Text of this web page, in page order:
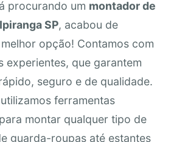
procurando um montador de
SP, acabou de
opção! Contamos com
experientes, que garantem
seguro e de qualidade.
ferramentas
montar qualquer tipo de
guarda-roupas até estantes